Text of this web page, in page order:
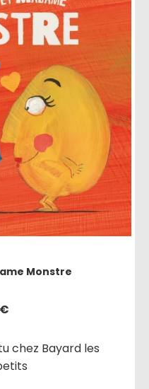
Monstre
€
chez Bayard les